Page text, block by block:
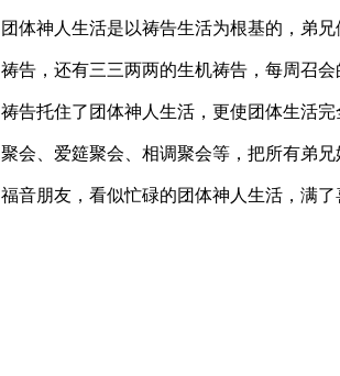
团体神人生活是以祷告生活为根基的，弟
祷告，还有三三两两的生机祷告，每周召
祷告托住了团体神人生活，更使团体生活
聚会、爱筵聚会、相调聚会等，把所有弟
福音朋友，看似忙碌的团体神人生活，满了